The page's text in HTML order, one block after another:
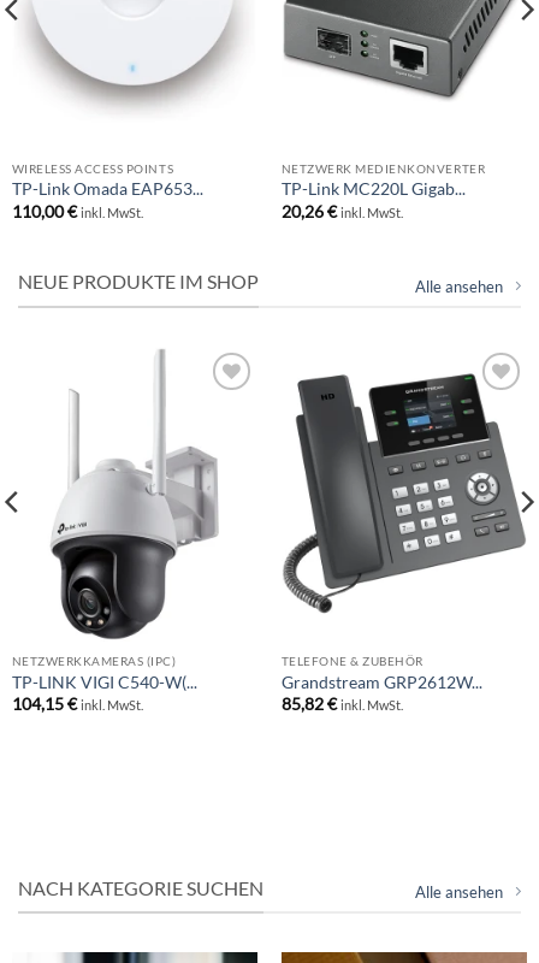
WIRELESS ACCESS POINTS
TP-Link Omada EAP653...
110,00€ inkl. MwSt.
NETZWERK MEDIENKONVERTER
TP-Link MC220L Gigab...
20,26€ inkl. MwSt.
NEUE PRODUKTE IM SHOP Alle ansehen
NETZWERKKAMERAS (IPC)
TP-LINK VIGI C540-W(...
104,15€ inkl. MwSt.
BESTELLLISTE
TELEFONE & ZUBEHÖR
Grandstream GRP2612W...
85,82€ inkl. MwSt.
NACH KATEGORIE SUCHEN Alle ansehen